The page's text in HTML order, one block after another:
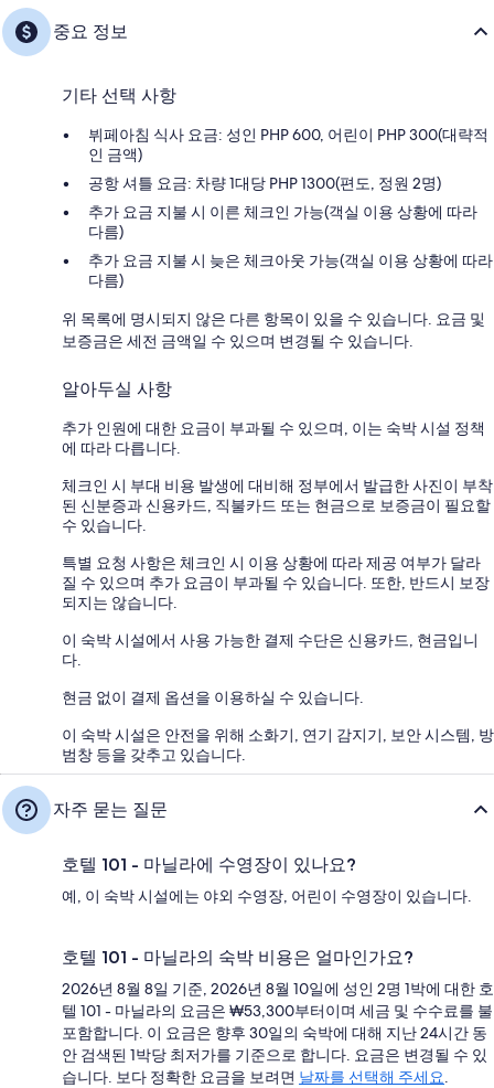
중요 정보
기타 선택 사항
뷔페아침 식사 요금: 성인 PHP 600, 어린이 PHP 300(대략적
인 금액)
공항 셔틀 요금: 차량 1대당 PHP 1300(편도, 정원 2명)
추가 요금 지불 시 이른 체크인 가능(객실 이용 상황에 따라
다름)
추가 요금 지불 시 늦은 체크아웃 가능(객실 이용 상황에 따라
다름)
위 목록에 명시되지 않은 다른 항목이 있을 수 있습니다. 요금 및
보증금은 세전 금액일 수 있으며 변경될 수 있습니다.
알아두실 사항
추가 인원에 대한 요금이 부과될 수 있으며, 이는 숙박 시설 정책
에 따라 다릅니다.
체크인 시 부대 비용 발생에 대비해 정부에서 발급한 사진이 부착
된 신분증과 신용카드, 직불카드 또는 현금으로 보증금이 필요할
수 있습니다.
특별 요청 사항은 체크인 시 이용 상황에 따라 제공 여부가 달라
질 수 있으며 추가 요금이 부과될 수 있습니다. 또한, 반드시 보장
되지는 않습니다.
이 숙박 시설에서 사용 가능한 결제 수단은 신용카드, 현금입니
다.
현금 없이 결제 옵션을 이용하실 수 있습니다.
이 숙박 시설은 안전을 위해 소화기, 연기 감지기, 보안 시스템, 방
범창 등을 갖추고 있습니다.
자주 묻는 질문
호텔 101 - 마닐라에 수영장이 있나요?
예, 이 숙박 시설에는 야외 수영장, 어린이 수영장이 있습니다.
호텔 101 - 마닐라의 숙박 비용은 얼마인가요?
2026년 8월 8일 기준, 2026년 8월 10일에 성인 2명 1박에 대한 호
텔 101 - 마닐라의 요금은 ₩53,300부터이며 세금 및 수수료를 불
포함합니다. 이 요금은 향후 30일의 숙박에 대해 지난 24시간 동
안 검색된 1박당 최저가를 기준으로 합니다. 요금은 변경될 수 있
습니다. 보다 정확한 요금을 보려면 날짜를 선택해 주세요.